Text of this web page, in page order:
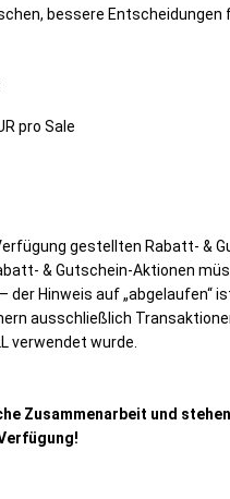
bessere Entscheidungen
pro Sale
gestellten Rabatt- &
& Gutschein-Aktionen
der Hinweis auf „abgelaufen“
ausschließlich
verwendet wurde.
Zusammenarbeit und